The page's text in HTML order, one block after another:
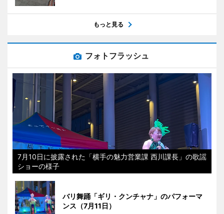
もっと見る
フォトフラッシュ
7月10日に披露された「横手の魅力営業課 西川課長」の歌謡
ショーの様子
バリ舞踊「ギリ・クンチャナ」のパフォーマ
ンス（7月11日）